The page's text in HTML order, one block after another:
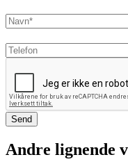
Andre lignende